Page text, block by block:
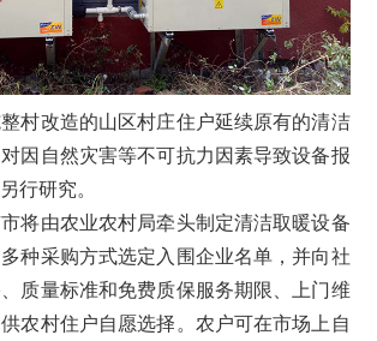
改造的山区村庄住户延续原有的清洁
因自然灾害等不可抗力因素导致设备报
行研究。
由农业农村局牵头制定清洁取暖设备
种采购方式选定入围企业名单，并向社
质量标准和免费质保服务期限、上门维
农村住户自愿选择。农户可在市场上自